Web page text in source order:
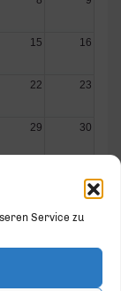
Service zu
15 16
22 23
29 30